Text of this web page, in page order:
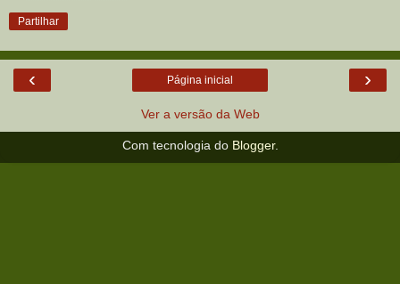
Partilhar
‹ ›
Página inicial
Ver a versão da Web
Com tecnologia do Blogger.